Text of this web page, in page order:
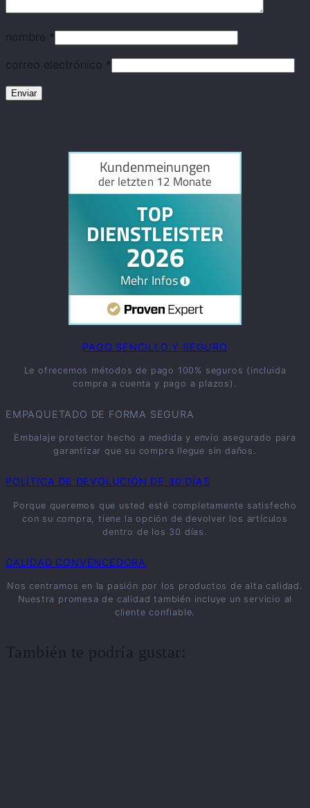
nombre *
correo electrónico *
PAGO SENCILLO Y SEGURO
Le ofrecemos métodos de pago 100% seguros (incluida
compra a cuenta y pago a plazos).
EMPAQUETADO DE FORMA SEGURA
Embalaje protector hecho a medida y envío asegurado para
garantizar que su compra llegue sin daños.
POLÍTICA DE DEVOLUCIÓN DE 30 DÍAS
Porque queremos que usted esté completamente satisfecho
con su compra, tiene la opción de devolver los artículos
dentro de los 30 días.
CALIDAD CONVENCEDORA
Nos centramos en la pasión por los productos de alta calidad.
Nuestra promesa de calidad también incluye un servicio al
cliente confiable.
También te podría gustar: